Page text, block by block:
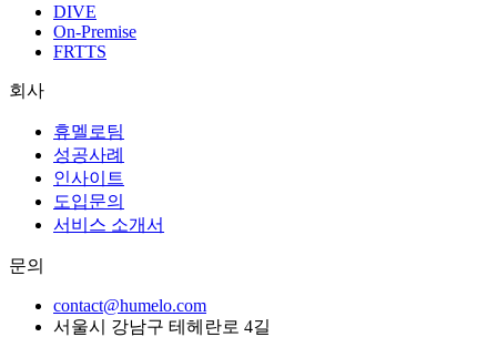
DIVE
On-Premise
FRTTS
회사
휴멜로팀
성공사례
인사이트
도입문의
서비스 소개서
문의
contact@humelo.com
서울시 강남구 테헤란로 4길